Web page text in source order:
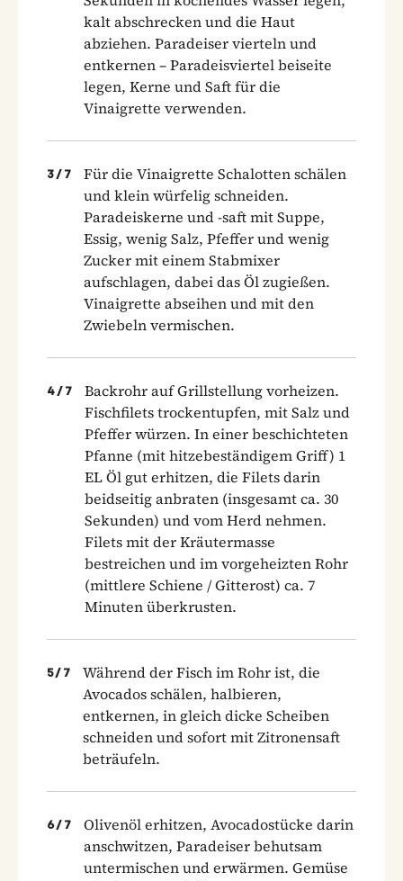
kalt abschrecken und die Haut
abziehen. Paradeiser vierteln und
entkernen – Paradeisviertel beiseite
legen, Kerne und Saft für die
Vinaigrette verwenden.
3 / 7
Für die Vinaigrette Schalotten schälen
und klein würfelig schneiden.
Paradeiskerne und -saft mit Suppe,
Essig, wenig Salz, Pfeffer und wenig
Zucker mit einem Stabmixer
aufschlagen, dabei das Öl zugießen.
Vinaigrette abseihen und mit den
Zwiebeln vermischen.
4 / 7
Backrohr auf Grillstellung vorheizen.
Fischfilets trockentupfen, mit Salz und
Pfeffer würzen. In einer beschichteten
Pfanne (mit hitzebeständigem Griff) 1
EL Öl gut erhitzen, die Filets darin
beidseitig anbraten (insgesamt ca. 30
Sekunden) und vom Herd nehmen.
Filets mit der Kräutermasse
bestreichen und im vorgeheizten Rohr
(mittlere Schiene / Gitterost) ca. 7
Minuten überkrusten.
5/ 7
Während der Fisch im Rohr ist, die
Avocados schälen, halbieren,
entkernen, in gleich dicke Scheiben
schneiden und sofort mit Zitronensaft
beträufeln.
6/ 7
Olivenöl erhitzen, Avocadostücke darin
anschwitzen, Paradeiser behutsam
untermischen und erwärmen. Gemüse